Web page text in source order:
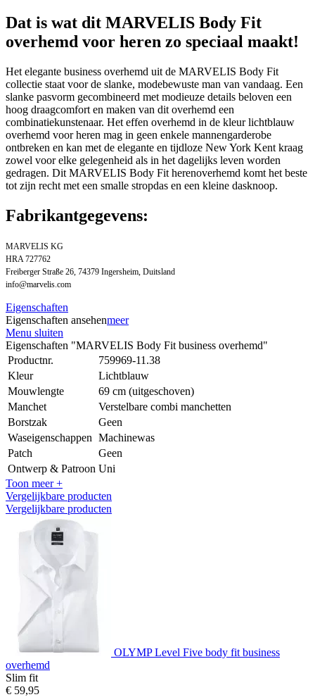
Dat is wat dit MARVELIS Body Fit
overhemd voor heren zo speciaal maakt!
Het elegante business overhemd uit de MARVELIS Body Fit
collectie staat voor de slanke, modebewuste man van vandaag. Een
slanke pasvorm gecombineerd met modieuze details beloven een
hoog draagcomfort en maken van dit overhemd een
combinatiekunstenaar. Het effen overhemd in de kleur lichtblauw
overhemd voor heren mag in geen enkele mannengarderobe
ontbreken en kan met de elegante en tijdloze New York Kent kraag
zowel voor elke gelegenheid als in het dagelijks leven worden
gedragen. Dit MARVELIS Body Fit herenoverhemd komt het beste
tot zijn recht met een smalle stropdas en een kleine dasknoop.
Fabrikantgegevens:
MARVELIS KG
HRA 727762
Freiberger Straße 26, 74379 Ingersheim, Duitsland
info@marvelis.com
Eigenschaften
Eigenschaften ansehenmeer
Menu sluiten
Eigenschaften "MARVELIS Body Fit business overhemd"
Productnr.
759969-11.38
Kleur
Lichtblauw
Mouwlengte
69 cm (uitgeschoven)
Manchet
Verstelbare combi manchetten
Borstzak
Geen
Waseigenschappen Machinewas
Patch
Geen
Ontwerp & Patroon Uni
Toon meer +
Vergelijkbare producten
Vergelijkbare producten
OLYMP Level Five body fit business
overhemd
Slim fit
€ 59,95